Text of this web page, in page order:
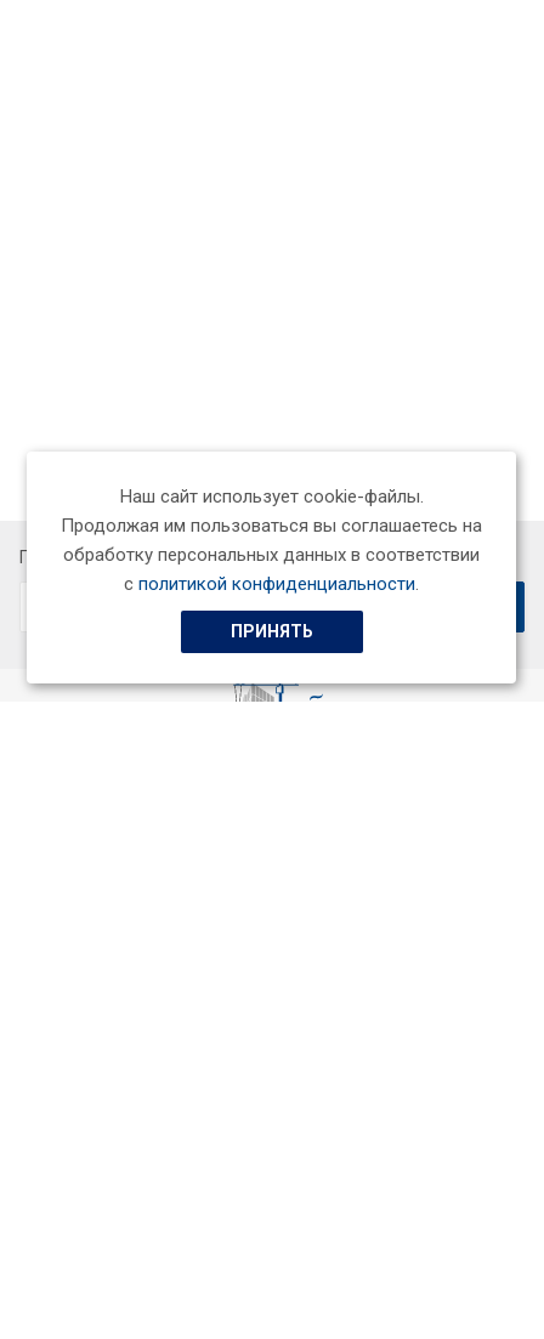
Подписывайтесь на новости и акции:
Наш сайт использует cookie-файлы.
Продолжая им пользоваться вы соглашаетесь на
обработку персональных данных в соответствии
сполитикой конфиденциальности.
ПРИНЯТЬ